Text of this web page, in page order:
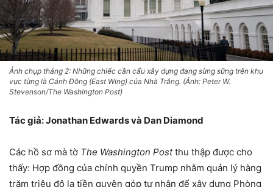
Ảnh chụp tháng 2: Những chiếc cần cẩu xây dựng đang sừng sững trên khu
vực từng là Cánh Đông (East Wing) của Nhà Trắng. (Ảnh: Peter W.
Stevenson/The Washington Post)
Tác giả: Jonathan Edwards và Dan Diamond
Các hồ sơ mà tờ The Washington Postthu thập được cho
thấy: Hợp đồng của chính quyền Trump nhằm quản lý hàng
trăm triệu đô la tiền quyên góp tư nhân để xây dựng Phòng